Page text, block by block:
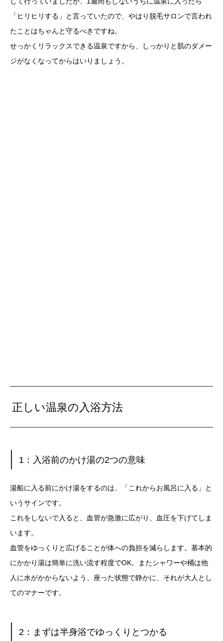
「ヒリヒリする」と言っていたので、やはり脱毛サロンで言われ
たことはちゃんと守るべきですね。
せっかくリラックスできる温泉ですから、しっかりと肌のダメー
ジがなくなってからはいりましょう。
正しい温泉の入浴方法
1：入浴前のかけ湯の2つの意味
湯船に入る前にかけ湯をするのは、「これからお風呂に入る」と
いうサインです。
これをしないで入ると、血管が急激に広がり、血圧を下げてしま
います。
血管をゆっくりと広げることが体への負担を減らします。基本的
にかかり湯は簡単に洗い流す程度でOK。またシャワーや桶は他
人に水がかからないよう、座った状態で静かに、それが大人とし
てのマナーです。
2：まずは半身浴でゆっくりとつかる